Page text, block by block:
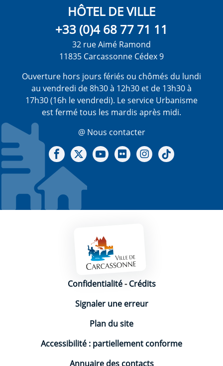
HÔTEL DE VILLE
+33 (0)4 68 77 71 11
32 rue Aimé Ramond
11835 Carcassonne Cédex 9
Ouverture hors jours fériés ou chômés du lundi
au vendredi de 8h30 à 12h30 et de 13h30 à
17h30 (16h le vendredi). Le service Urbanisme
est fermé tous les mardis après midi.
@ Nous contacter
Notre Facebook
Notre X - (twitter)
Notre chaine Youtube
Notre Gallerie sur Flickr
Notre Instagram
Mentions légales
Confidentialité-Crédits
Signaler une erreur
Plan du site
Accessibilité : partiellement conforme
Annuaire des contacts